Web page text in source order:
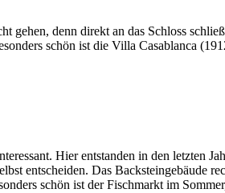
denn direkt an das Schloss
schön ist die Villa Casablanca
Hier entstanden in den letzten
entscheiden. Das Backsteingebäude
schön ist der Fischmarkt im